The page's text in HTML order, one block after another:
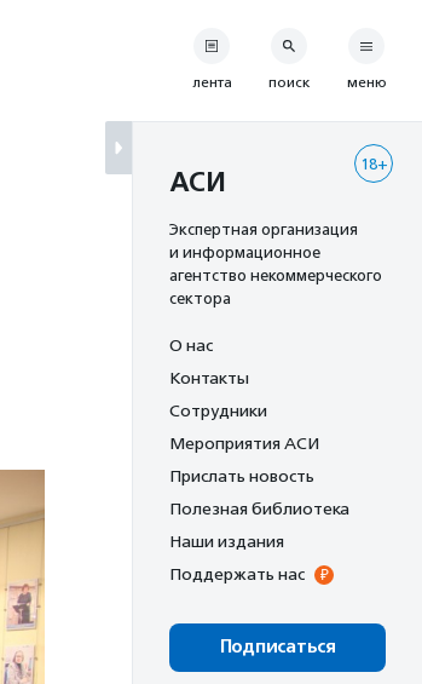
лента поиск меню
18+
АСИ
Экспертная организация
и информационное
агентство некоммерческого
сектора
О нас
Контакты
Сотрудники
Мероприятия АСИ
Прислать новость
Полезная библиотека
Наши издания
Поддержать нас
Подписаться